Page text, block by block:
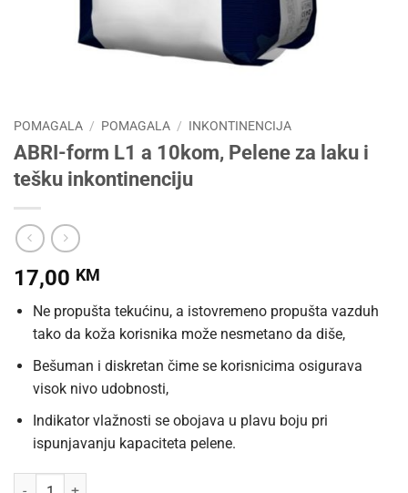
POMAGALA / POMAGALA / INKONTINENCIJA
ABRI-form L1 a 10kom, Pelene za laku i
tešku inkontinenciju
17,00 KM
Ne propušta tekućinu, a istovremeno propušta vazduh
tako da koža korisnika može nesmetano da diše,
Bešuman i diskretan čime se korisnicima osigurava
visok nivo udobnosti,
Indikator vlažnosti se obojava u plavu boju pri
ispunjavanju kapaciteta pelene.
ABRI-form L1 a 10kom, Pelene za laku i tešku inkontinenciju količina